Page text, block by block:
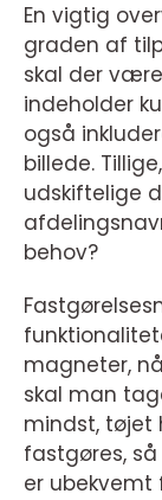
En vigtig
graden af
skal der
indeholder
også
billede.
udskiftelige
behov?
magneter,
skal man
mindst, tøjet
fastgøres,
er